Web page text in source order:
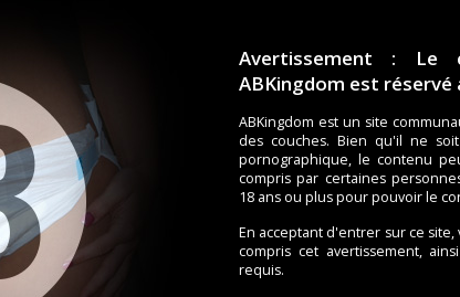
Avertissement : Le
ABKingdom est réservé
ABKingdom est un site
des couches. Bien qu'il ne
pornographique, le contenu
compris par certaines
18 ans ou plus pour pouvoir le
En acceptant d'entrer sur ce
compris cet avertissement,
requis.
Abena, Molicare, Comficare, Confiance, Depend,
pour les fétichistes des couches que pour
Trier par nom